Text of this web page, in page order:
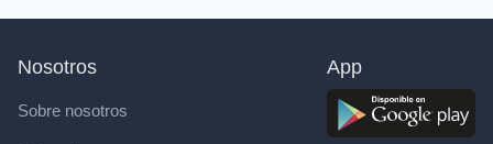
Nosotros
Sobre nosotros
App